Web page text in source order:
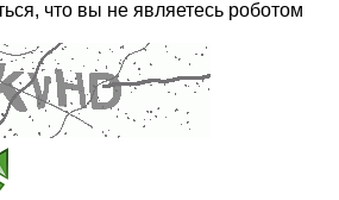
что вы не являетесь роботом